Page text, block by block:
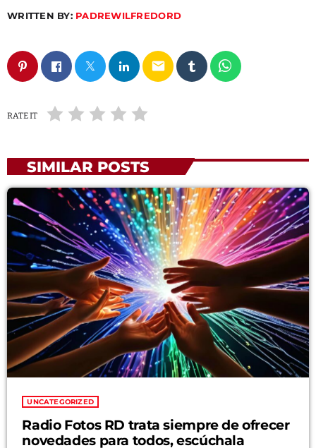
WRITTEN BY: PADREWILFREDORD
email
RATE IT
SIMILAR POSTS
UNCATEGORIZED
Radio Fotos RD trata siempre de ofrecer
novedades para todos, escúchala